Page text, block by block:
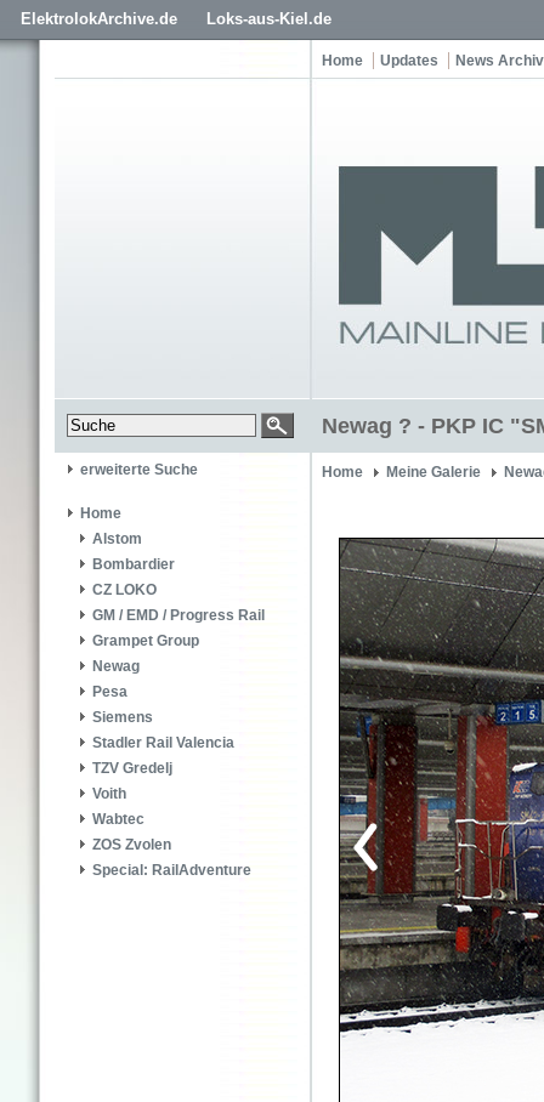
ElektrolokArchive.de Loks-aus-Kiel.de
Home Updates News Archiv
Newag ? - PKP IC
erweiterte Suche
Home
Alstom
Bombardier
CZ LOKO
GM / EMD / Progress Rail
Grampet Group
Newag
Pesa
Siemens
Stadler Rail Valencia
TZV Gredelj
Voith
Wabtec
ZOS Zvolen
Special: RailAdventure
Home Meine Galerie